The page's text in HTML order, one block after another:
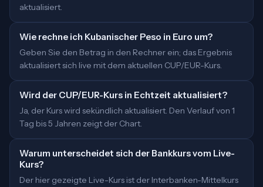
aktualisiert.
Wie rechne ich Kubanischer Peso in Euro um?
Geben Sie den Betrag in den Rechner ein; das Ergebnis
aktualisiert sich live mit dem aktuellen CUP/EUR-Kurs.
Wird der CUP/EUR-Kurs in Echtzeit aktualisiert?
Ja, der Kurs wird sekündlich aktualisiert. Den Verlauf von 1
Tag bis 5 Jahren zeigt der Chart.
Warum unterscheidet sich der Bankkurs vom Live-
Kurs?
Der hier gezeigte Live-Kurs ist der Interbanken-Mittelkurs